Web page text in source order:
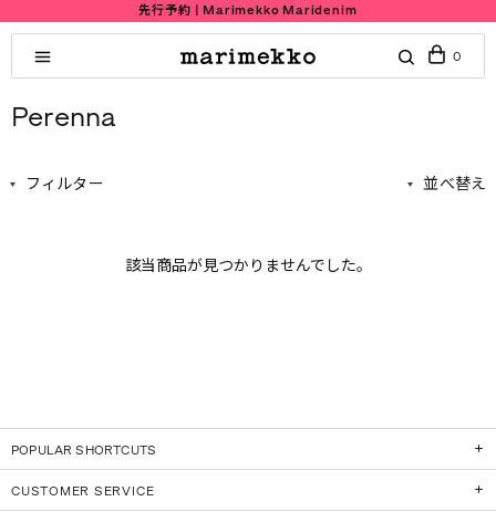
先行予約 | Marimekko Maridenim
0
Perenna
フィルター 並べ替え
該当商品が見つかりませんでした。
POPULAR SHORTCUTS
CUSTOMER SERVICE